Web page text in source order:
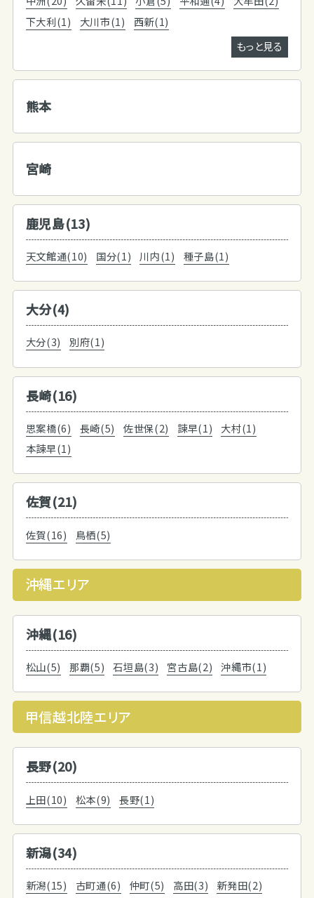
下大利(1)
大川市(1)
西新(1)
もっと見る
熊本
宮崎
鹿児島(13)
天文館通(10) 国分(1) 川内(1) 種子島(1)
大分(4)
大分(3) 別府(1)
長崎(16)
思案橋(6) 長崎(5) 佐世保(2) 諫早(1)
大村(1)
本諫早(1)
佐賀(21)
佐賀(16) 鳥栖(5)
沖縄エリア
沖縄(16)
松山(5) 那覇(5) 石垣島(3) 宮古島(2) 沖縄市(1)
甲信越北陸エリア
長野(20)
上田(10) 松本(9) 長野(1)
新潟(34)
新潟(15) 古町通(6) 仲町(5) 高田(3)
新発田(2)